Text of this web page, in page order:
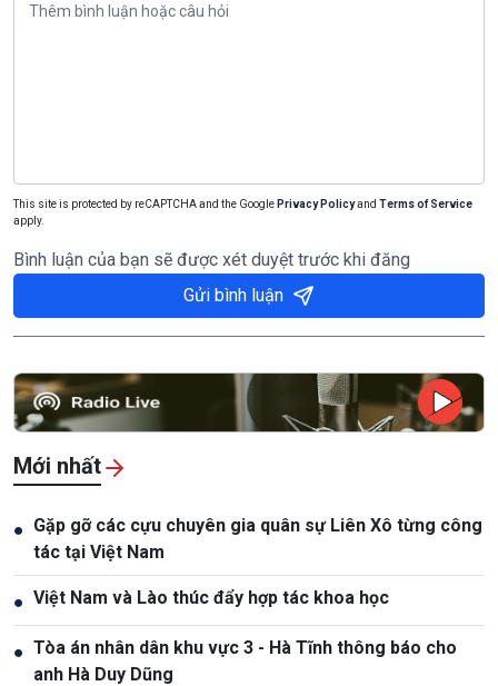
This site is protected by reCAPTCHA and the Google Privacy Policyand Terms of Service
apply.
Bình luận của bạn sẽ được xét duyệt trước khi đăng
Gửi bình luận
Mới nhất
● Gặp gỡ các cựu chuyên gia quân sự Liên Xô từng công
tác tại Việt Nam
● Việt Nam và Lào thúc đẩy hợp tác khoa học
● Tòa án nhân dân khu vực 3 - Hà Tĩnh thông báo cho
anh Hà Duy Dũng